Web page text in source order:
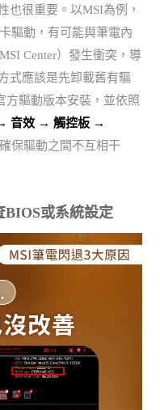
也很重要。以MSI為例，
驅動，有可能與筆電內
Center）發生衝突，導
式應該是先卸載舊有驅
方驅動版本安裝，並依照
音效 → 觸控板 →
保驅動之間不互相干
BIOS或系統設定